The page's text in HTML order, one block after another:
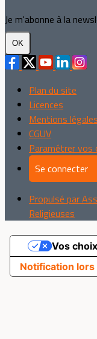
Je m'abonne à la
OK
Plan du site
Licences
Mentions légales
CGUV
Paramétrer vos
Se connecter
Propulsé par
Religieuses
Notification lors
Vos